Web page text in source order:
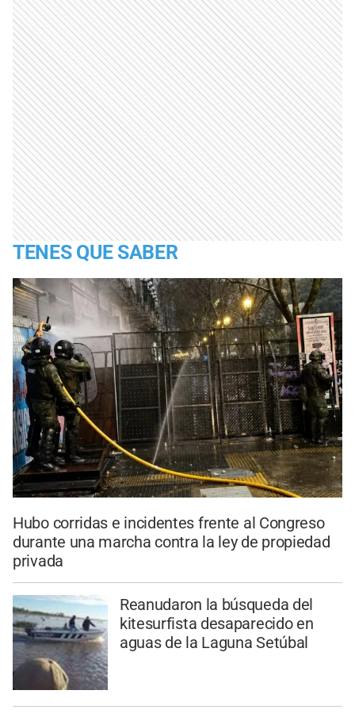
TENES QUE SABER
Hubo corridas e incidentes frente al Congreso
durante una marcha contra la ley de propiedad
privada
Reanudaron la búsqueda del
kitesurfista desaparecido en
aguas de la Laguna Setúbal